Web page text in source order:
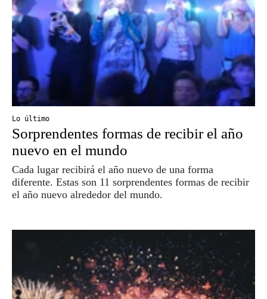
Lo último
Sorprendentes formas de recibir el año
nuevo en el mundo
Cada lugar recibirá el año nuevo de una forma
diferente. Estas son 11 sorprendentes formas de recibir
el año nuevo alrededor del mundo.